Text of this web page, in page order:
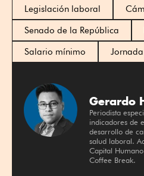
Legislación laboral
Senado de la República
Salario mínimo
Gerardo
Periodista
indicadores de
desarrollo de
salud laboral.
Capital
Coffee Break.